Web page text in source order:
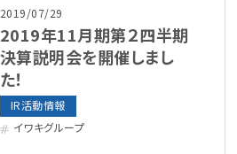
2019/07/29
2019年11月期第２四半期
決算説明会を開催しまし
た！
IR活動情報
イワキグループ